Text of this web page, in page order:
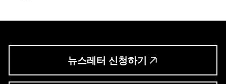
뉴스레터 신청하기